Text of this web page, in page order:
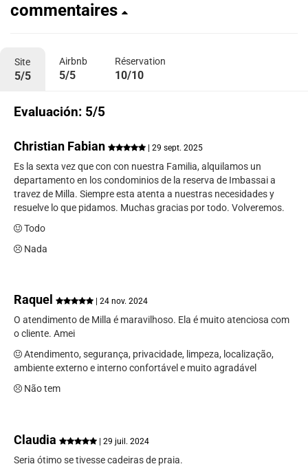
commentaires
Site
5/5
Airbnb
5/5
Réservation
10/10
Evaluación: 5/5
Christian Fabian | 29 sept. 2025
Es la sexta vez que con con nuestra Familia, alquilamos un
departamento en los condominios de la reserva de Imbassai a
travez de Milla. Siempre esta atenta a nuestras necesidades y
resuelve lo que pidamos. Muchas gracias por todo. Volveremos.
Todo
Nada
Raquel | 24 nov. 2024
O atendimento de Milla é maravilhoso. Ela é muito atenciosa com
o cliente. Amei
Atendimento, segurança, privacidade, limpeza, localização,
ambiente externo e interno confortável e muito agradável
Não tem
Claudia | 29 juil. 2024
Seria ótimo se tivesse cadeiras de praia.